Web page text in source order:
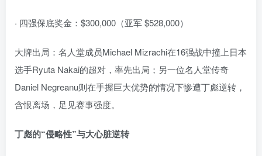
· 四强保底奖金：$300,000（亚军 $528,000）
大牌出局：名人堂成员Michael Mizrachi在16强战中撞上日本
选手Ryuta Nakai的超对，率先出局；另一位名人堂传奇
Daniel Negreanu则在手握巨大优势的情况下惨遭丁彪逆转，
含恨离场，足见赛事强度。
丁彪的“侵略性”与大心脏逆转